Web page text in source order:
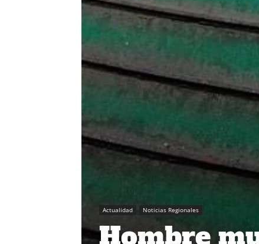
Actualidad Noticias Regionales
Hombre